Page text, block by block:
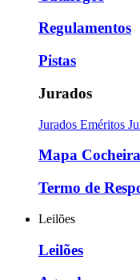
Regulamentos
Pistas
Jurados
Jurados Eméritos
Mapa
Termo de
Leilões
Leilões